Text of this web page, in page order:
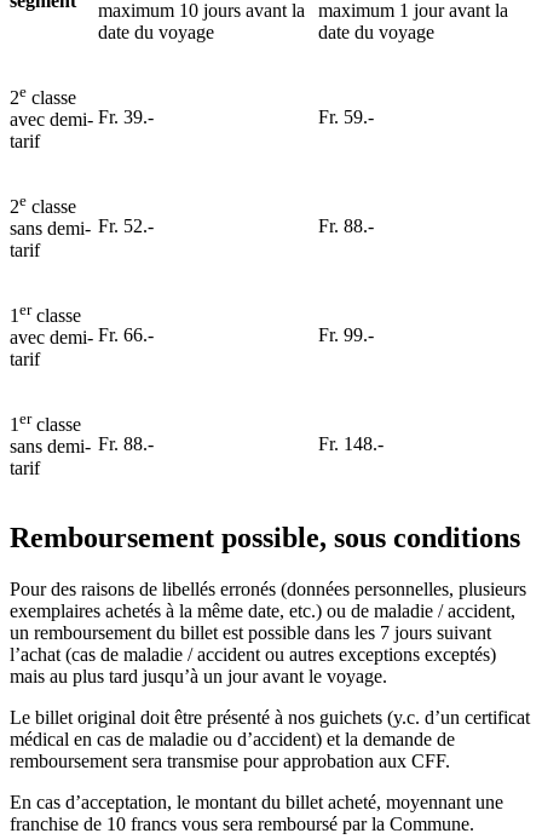
maximum 10 jours avant la
date du voyage
maximum 1 jour avant la
date du voyage
2e classe
avec demi-
tarif
Fr. 39.- Fr. 59.-
2e classe
sans demi-
tarif
Fr. 52.- Fr. 88.-
1 erclasse
avec demi-
tarif
Fr. 66.- Fr. 99.-
1 erclasse
sans demi-
tarif
Fr. 88.- Fr. 148.-
Remboursement possible, sous conditions
Pour des raisons de libellés erronés (données personnelles, plusieurs
exemplaires achetés à la même date, etc.) ou de maladie / accident,
un remboursement du billet est possible dans les 7 jours suivant
l’achat (cas de maladie / accident ou autres exceptions exceptés)
mais au plus tard jusqu’à un jour avant le voyage.
Le billet original doit être présenté à nos guichets (y.c. d’un certificat
médical en cas de maladie ou d’accident) et la demande de
remboursement sera transmise pour approbation aux CFF.
En cas d’acceptation, le montant du billet acheté, moyennant une
franchise de 10 francs vous sera remboursé par la Commune.